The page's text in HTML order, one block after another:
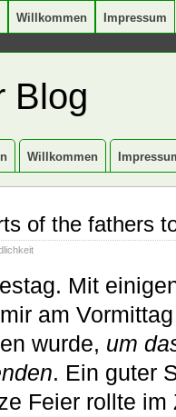
Willkommen Impressum
Blog
Willkommen
of the fathers
Mit
am
wurde, um
. Ein guter
Feier rollte